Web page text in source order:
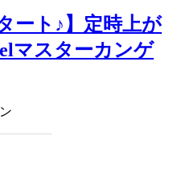
ート♪】定時上が
マスターカンゲ